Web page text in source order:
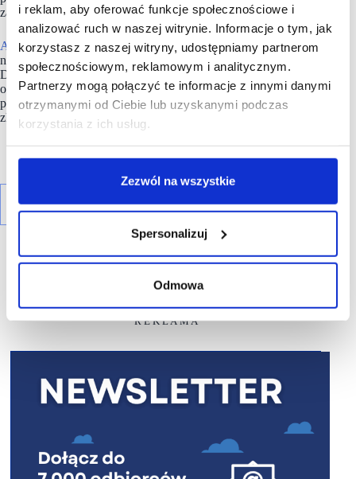
i reklam, aby oferować funkcje społecznościowe i
analizować ruch w naszej witrynie. Informacje o tym, jak
korzystasz z naszej witryny, udostępniamy partnerom
społecznościowym, reklamowym i analitycznym.
Partnerzy mogą połączyć te informacje z innymi danymi
otrzymanymi od Ciebie lub uzyskanymi podczas
korzystania z ich usług.
Zezwól na wszystkie
Spersonalizuj
Odmowa
zarządzająca portfolio 12 obiektów o wartości 655 mln EUR.
APSYSjest jednym z wiodących operatorów branży
nieruchomości komercyjnych w Polsce i we Francji.
Do największych inwestycji firmy należą Manufaktura w Łodzi
oraz Posnania w Poznaniu. APSYS Polska zarządza obecnie
ponad 700 000 mkw. GLA w 15 obiektach handlowych
zlokalizowanych w 12 największych miastach w Polsce.
R E K L A M A